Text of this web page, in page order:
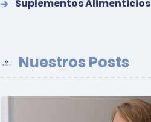
Suplementos Alimenticios
Nuestros Posts